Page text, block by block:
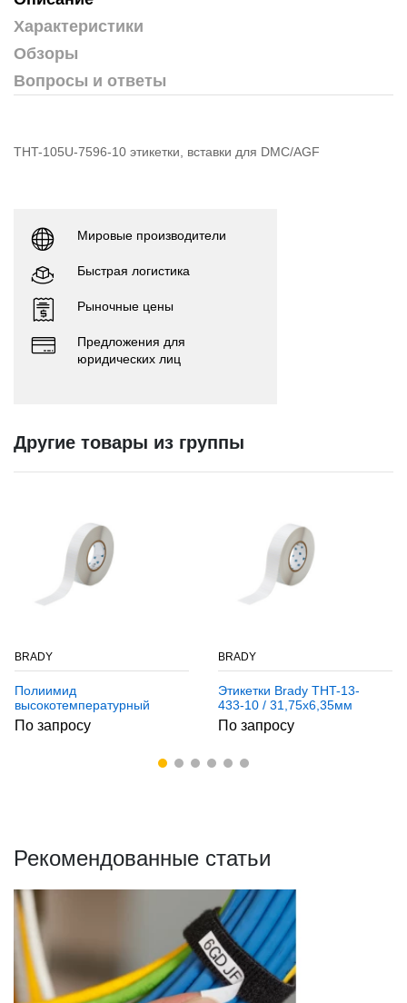
Характеристики
Обзоры
Вопросы и ответы
THT-105U-7596-10 этикетки, вставки для DMC/AGF
Мировые производители
Быстрая логистика
Рыночные цены
Предложения для
юридических лиц
Другие товары из группы
BRADY
Полиимид
высокотемпературный
Brady tht-2-472-10,
22.86x6.35 мм, Полиимид,
По запросу
BRADY
Этикетки Brady THT-13-
433-10 / 31,75x6,35мм
По запросу
Рекомендованные статьи